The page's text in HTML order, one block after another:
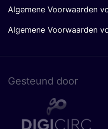
Algemene Voorwaarden
Algemene Voorwaarden
Gesteund door